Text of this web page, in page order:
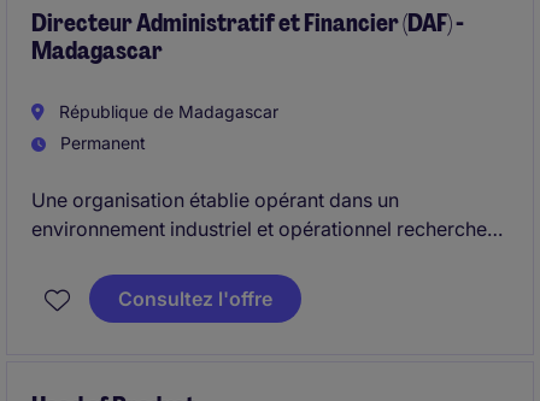
Directeur Administratif et Financier (DAF) -
Madagascar
République de Madagascar
Permanent
Une organisation établie opérant dans un
environnement industriel et opérationnel recherche
pour diriger et piloter sa fonction Finance.
Consultez l'offre